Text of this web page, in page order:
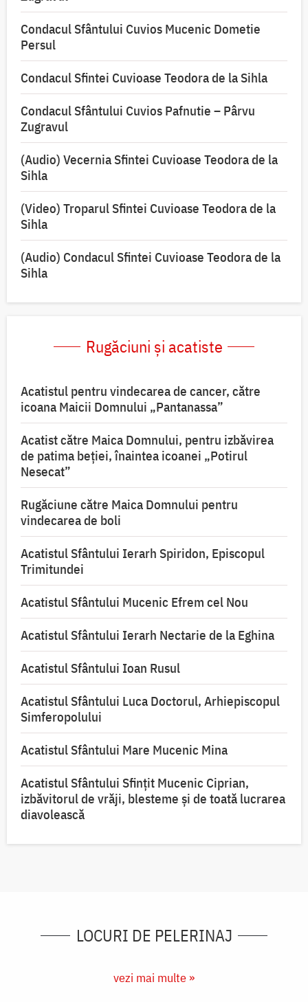
Condacul Sfântului Cuvios Mucenic Dometie
Persul
Condacul Sfintei Cuvioase Teodora de la Sihla
Condacul Sfântului Cuvios Pafnutie – Pârvu
Zugravul
(Audio) Vecernia Sfintei Cuvioase Teodora de la
Sihla
(Video) Troparul Sfintei Cuvioase Teodora de la
Sihla
(Audio) Condacul Sfintei Cuvioase Teodora de la
Sihla
Rugăciuni și acatiste
Acatistul pentru vindecarea de cancer, către
icoana Maicii Domnului „Pantanassa”
Acatist către Maica Domnului, pentru izbăvirea
de patima beției, înaintea icoanei „Potirul
Nesecat”
Rugăciune către Maica Domnului pentru
vindecarea de boli
Acatistul Sfântului Ierarh Spiridon, Episcopul
Trimitundei
Acatistul Sfântului Mucenic Efrem cel Nou
Acatistul Sfântului Ierarh Nectarie de la Eghina
Acatistul Sfântului Ioan Rusul
Acatistul Sfântului Luca Doctorul, Arhiepiscopul
Simferopolului
Acatistul Sfântului Mare Mucenic Mina
Acatistul Sfântului Sfințit Mucenic Ciprian,
izbăvitorul de vrăji, blesteme și de toată lucrarea
diavolească
LOCURI DE PELERINAJ
vezi mai multe »